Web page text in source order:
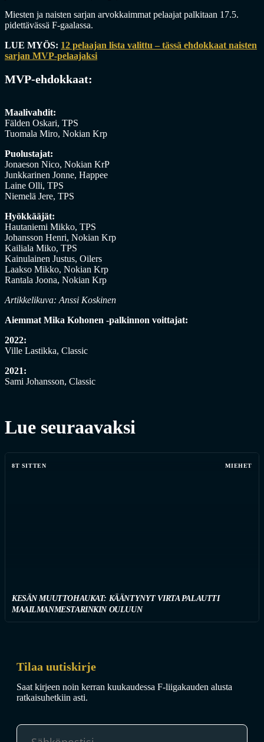
Miesten ja naisten sarjan arvokkaimmat pelaajat palkitaan 17.5.
pidettävässä F-gaalassa.
LUE MYÖS: 12 pelaajan lista valittu – tässä ehdokkaat naisten
sarjan MVP-pelaajaksi
MVP-ehdokkaat:
Maalivahdit:
Fälden Oskari, TPS
Tuomala Miro, Nokian Krp
Puolustajat:
Jonaeson Nico, Nokian KrP
Junkkarinen Jonne, Happee
Laine Olli, TPS
Niemelä Jere, TPS
Hyökkääjät:
Hautaniemi Mikko, TPS
Johansson Henri, Nokian Krp
Kailiala Miko, TPS
Kainulainen Justus, Oilers
Laakso Mikko, Nokian Krp
Rantala Joona, Nokian Krp
Artikkelikuva: Anssi Koskinen
Aiemmat Mika Kohonen -palkinnon voittajat:
2022:
Ville Lastikka, Classic
2021:
Sami Johansson, Classic
Lue seuraavaksi
8T SITTEN MIEHET
KESÄN MUUTTOHAUKAT: KÄÄNTYNYT VIRTA PALAUTTI
MAAILMANMESTARINKIN OULUUN
Tilaa uutiskirje
Saat kirjeen noin kerran kuukaudessa F-liigakauden alusta
ratkaisuhetkiin asti.